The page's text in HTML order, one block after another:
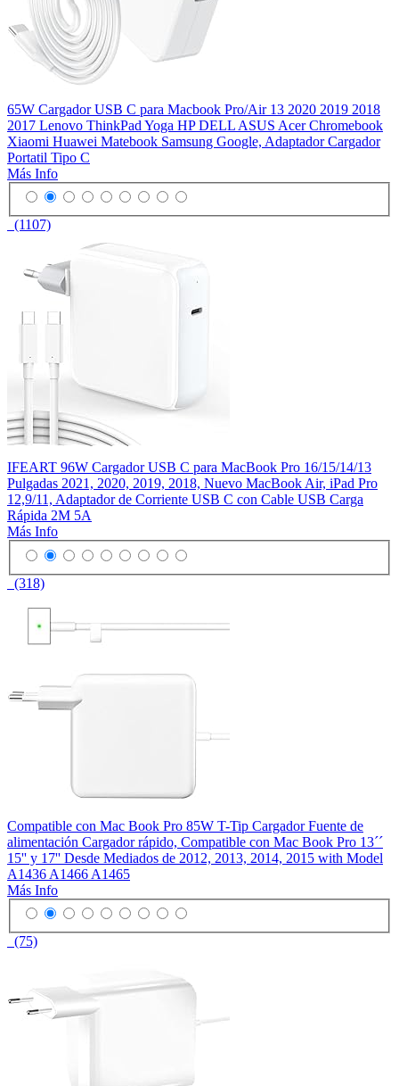
65W Cargador USB C para Macbook Pro/Air 13 2020 2019 2018
2017 Lenovo ThinkPad Yoga HP DELL ASUS Acer Chromebook
Xiaomi Huawei Matebook Samsung Google, Adaptador Cargador
Portatil Tipo C
Más Info
(1107)
IFEART 96W Cargador USB C para MacBook Pro 16/15/14/13
Pulgadas 2021, 2020, 2019, 2018, Nuevo MacBook Air, iPad Pro
12,9/11, Adaptador de Corriente USB C con Cable USB Carga
Rápida 2M 5A
Más Info
(318)
Compatible con Mac Book Pro 85W T-Tip Cargador Fuente de
alimentación Cargador rápido, Compatible con Mac Book Pro 13´´
15'' y 17'' Desde Mediados de 2012, 2013, 2014, 2015 with Model
A1436 A1466 A1465
Más Info
(75)